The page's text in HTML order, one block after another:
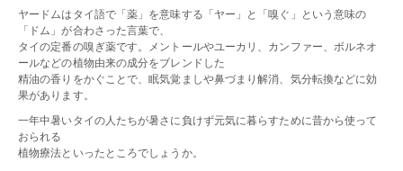
ヤードムはタイ語で「薬」を意味する「ヤー」と「嗅ぐ」という意味の
「ドム」が合わさった言葉で、
タイの定番の嗅ぎ薬です。メントールやユーカリ、カンファー、ボルネオ
ールなどの植物由来の成分をブレンドした
精油の香りをかぐことで、眠気覚ましや鼻づまり解消、気分転換などに効
果があります。
一年中暑いタイの人たちが暑さに負けず元気に暮らすために昔から使って
おられる
植物療法といったところでしょうか。